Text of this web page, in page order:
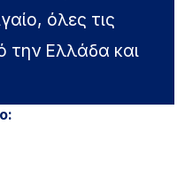
όλες τις
την Ελλάδα και